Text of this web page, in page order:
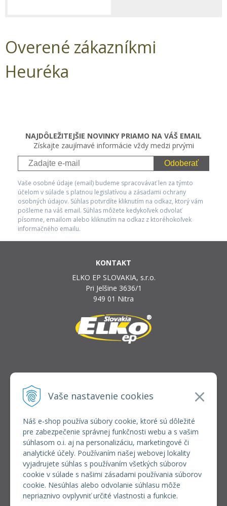
Vaše nastavenie cookies
Náš e-shop používa súbory cookie, ktoré sú dôležité
pre zabezpečenie správnej funkčnosti webu a s vašim
súhlasom o.i. aj na personalizáciu, marketingové či
analytické účely. Používaním našej webovej lokality
vyjadrujete súhlas s používaním všetkých súborov
cookie v súlade s našimi zásadami používania súborov
cookie. Nesúhlas alebo odvolanie súhlasu môže
nepriaznivo ovplyvniť určité vlastnosti a funkcie.
Overené zákazníkmi
Heuréka
NAJDÔLEŽITEJŠIE NOVINKY PRIAMO NA VÁŠ EMAIL
Získajte zaujímavé informácie vždy medzi prvými
Odoberať
Vaše osobné údaje (email) budeme spracovávať len za týmto
účelom v súlade s platnou legislatívou a zásadami ochrany
osobných údajov. Súhlas potvrdíte kliknutím na odkaz, ktorý vám
pošleme na váš email. Súhlas môžete kedykoľvek odvolať
písomne, emailom alebo kliknutím na odkaz z ktoréhokoľvek
informačného emailu.
KONTAKT
ELKO EP SLOVAKIA, s.r.o.
Pri Jelšine 3636/1
949 01 Nitra
INFOLINKA
+421 37 6586 731
VŠETKO O NÁKUPE
REGISTRÁCIA VEĽKOOBCHOD
Formulár na odsúpenie od zmluvy
Doprava a platba
Všeobecné obchodné podmienky
Reklamačný poriadok